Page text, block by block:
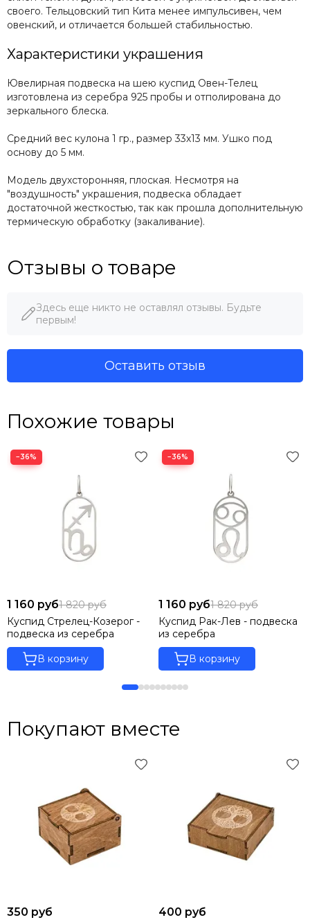
своего. Тельцовский тип Кита менее импульсивен, чем
овенский, и отличается большей стабильностью.
Характеристики украшения
Ювелирная подвеска на шею куспид Овен-Телец
изготовлена из серебра 925 пробы и отполирована до
зеркального блеска.
Средний вес кулона 1 гр., размер 33х13 мм. Ушко под
основу до 5 мм.
Модель двухсторонняя, плоская. Несмотря на
"воздушность" украшения, подвеска обладает
достаточной жесткостью, так как прошла дополнительную
термическую обработку (закаливание).
Отзывы о товаре
Здесь еще никто не оставлял отзывы. Будьте
первым!
Оставить отзыв
Похожие товары
−36%
1 160 руб1 820 руб
Куспид Стрелец-Козерог -
подвеска из серебра
В корзину
−36%
1 160 руб1 820 руб
Куспид Рак-Лев - подвеска
из серебра
В корзину
Покупают вместе
350 руб 400 руб